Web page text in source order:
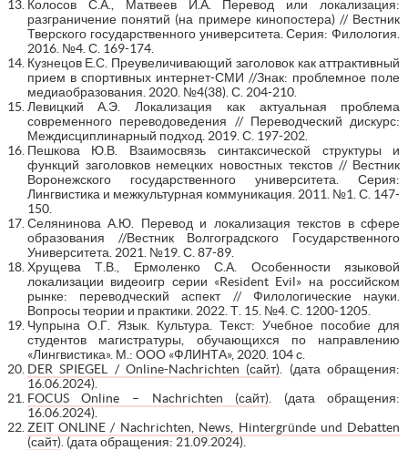
Колосов С.А., Матвеев И.А. Перевод или локализация:
разграничение понятий (на примере кинопостера) // Вестник
Тверского государственного университета. Серия: Филология.
2016. №4. С. 169-174.
Кузнецов Е.С. Преувеличивающий заголовок как аттрактивный
прием в спортивных интернет-СМИ //Знак: проблемное поле
медиаобразования. 2020. №4(38). С. 204-210.
Левицкий А.Э. Локализация как актуальная проблема
современного переводоведения // Переводческий дискурс:
Междисциплинарный подход. 2019. С. 197-202.
Пешкова Ю.В. Взаимосвязь синтаксической структуры и
функций заголовков немецких новостных текстов // Вестник
Воронежского государственного университета. Серия:
Лингвистика и межкультурная коммуникация. 2011. №1. С. 147-
150.
Селянинова А.Ю. Перевод и локализация текстов в сфере
образования //Вестник Волгоградского Государственного
Университета. 2021. №19. С. 87-89.
Хрущева Т.В., Ермоленко С.А. Особенности языковой
локализации видеоигр серии «Resident Evil» на российском
рынке: переводческий аспект // Филологические науки.
Вопросы теории и практики. 2022. Т. 15. №4. С. 1200-1205.
Чупрына О.Г. Язык. Культура. Текст: Учебное пособие для
студентов магистратуры, обучающихся по направлению
«Лингвистика». М.: ООО «ФЛИНТА», 2020. 104 с.
DER SPIEGEL / Online-Nachrichten (сайт) . (дата обращения:
16.06.2024).
FOCUS Online – Nachrichten (сайт) . (дата обращения:
16.06.2024).
ZEIT ONLINE / Nachrichten, News, Hintergründe und Debatten
(сайт). (дата обращения: 21.09.2024).